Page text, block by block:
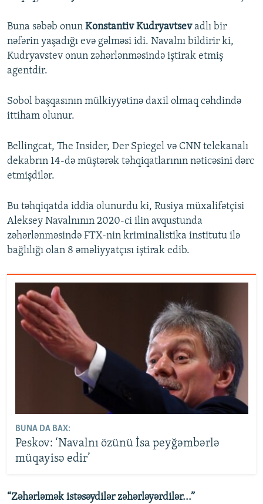
Buna səbəb onun Konstantiv Kudryavtsevadlı bir
nəfərin yaşadığı evə gəlməsi idi. Navalnı bildirir ki,
Kudryavstev onun zəhərlənməsində iştirak etmiş
agentdir.
Sobol başqasının mülkiyyətinə daxil olmaq cəhdində
ittiham olunur.
Bellingcat, The Insider, Der Spiegel və CNN telekanalı
dekabrın 14-də müştərək təhqiqatlarının nəticəsini dərc
etmişdilər.
Bu təhqiqatda iddia olunurdu ki, Rusiya müxalifətçisi
Aleksey Navalnının 2020-ci ilin avqustunda
zəhərlənməsində FTX-nin kriminalistika institutu ilə
bağlılığı olan 8 əməliyyatçısı iştirak edib.
BUNA DA BAX:
Peskov: ‘Navalnı özünü İsa peyğəmbərlə
müqayisə edir’
“Zəhərləmək istəsəydilər zəhərləyərdilər...”